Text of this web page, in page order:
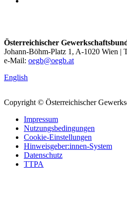
Österreichischer
Johann-Böhm-Platz 1, A-1020 Wien |
e-Mail: oegb@oegb.at
English
Copyright © Österreichischer
Impressum
Nutzungsbedingungen
Cookie-Einstellungen
Hinweisgeber:innen-System
Datenschutz
TTPA